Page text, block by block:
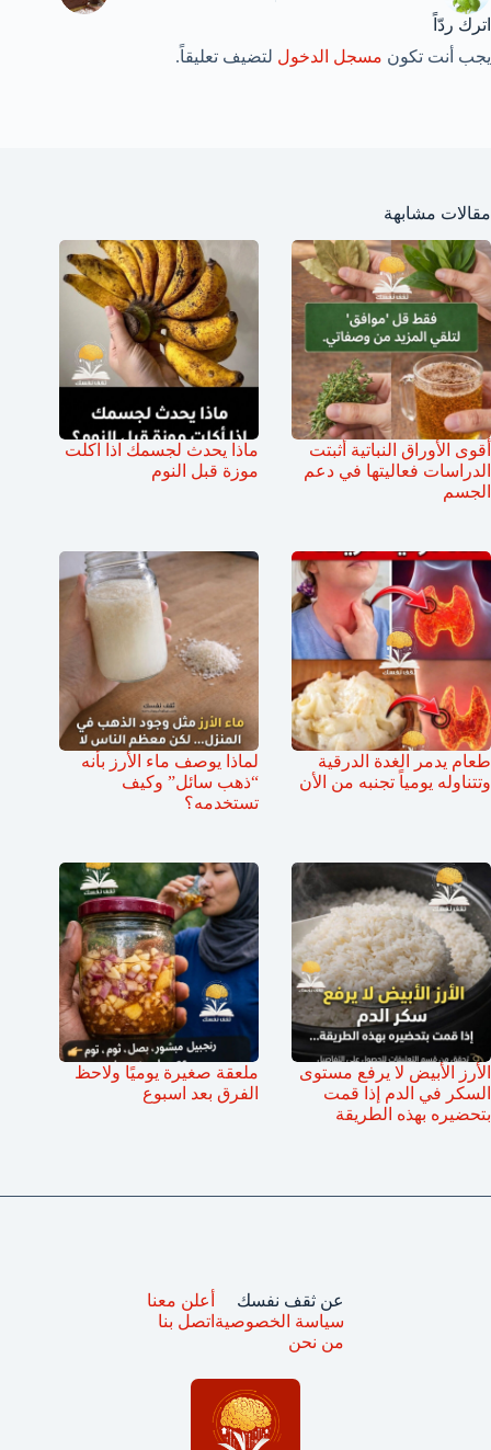
اترك ردّاً
يجب أنت تكون مسجل الدخول لتضيف تعليقاً.
مقالات مشابهة
أقوى الأوراق النباتية أثبتت
الدراسات فعاليتها في دعم
الجسم
ماذا يحدث لجسمك اذا اكلت
موزة قبل النوم
طعام يدمر الغدة الدرقية
وتتناوله يومياً تجنبه من الأن
لماذا يوصف ماء الأرز بأنه
“ذهب سائل” وكيف
تستخدمه؟
الأرز الأبيض لا يرفع مستوى
السكر في الدم إذا قمت
بتحضيره بهذه الطريقة
ملعقة صغيرة يوميًا ولاحظ
الفرق بعد اسبوع
عن ثقف نفسك
سياسة الخصوصية
من نحن
أعلن معنا
اتصل بنا